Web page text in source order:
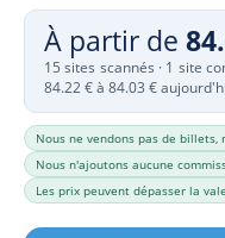
À partir de
15 sites scannés · 1 site
84.22 € à 84.03 €
Nous ne vendons pas de billets,
Nous n'ajoutons aucune
Les prix peuvent dépasser la